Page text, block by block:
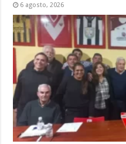
6 agosto, 2026